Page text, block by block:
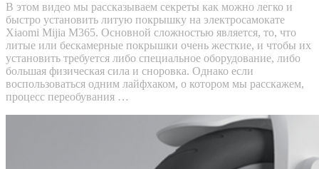
В этом видео мы рассказываем секреты как можно легко и
быстро установить литую покрышку на электросамокате
Xiaomi Mijia M365. Основной сложностью является, то, что
литые или бескамерные покрышки очень жесткие, и чтобы их
установить требуется либо специальное оборудование, либо
большая физическая сила и сноровка. Однако если
воспользоваться одним лайфхаком, о котором мы расскажем,
процесс переобувания …